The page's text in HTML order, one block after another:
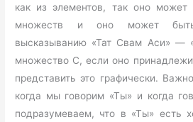
как из элементов, так оно может
множеств и оно может
высказыванию «Тат Свам Аси» —
множество С, если оно
представить это графически.
когда мы говорим «Ты» и когда
подразумеваем, что в «Ты» есть